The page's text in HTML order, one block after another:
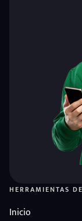
HERRAMIENTAS
Inicio